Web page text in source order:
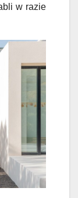
w razie